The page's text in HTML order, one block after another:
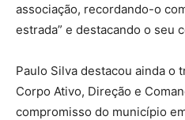
associação, recordando-o
estrada” e destacando o seu
Paulo Silva destacou ainda o
Corpo Ativo, Direção e
compromisso do município